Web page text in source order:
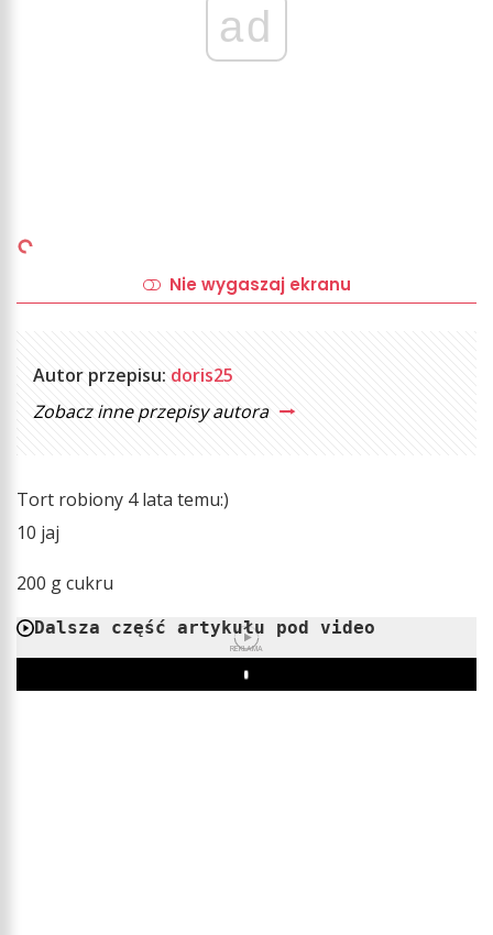
ad
Nie wygaszaj ekranu
Autor przepisu: doris25
Zobacz inne przepisy autora
Tort robiony 4 lata temu:)
10 jaj
200 g cukru
Dalsza część artykułu pod video
REKLAMA
Play